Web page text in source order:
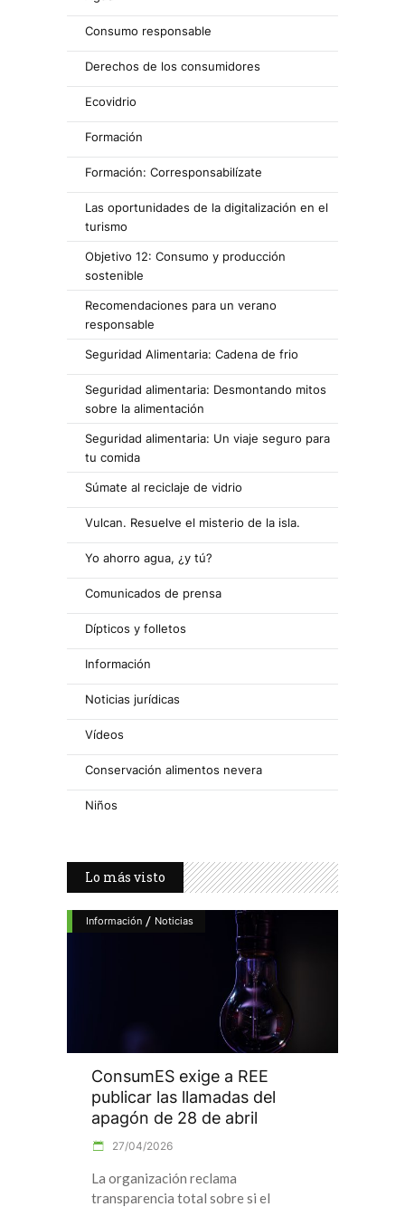
Consumo responsable
Derechos de los consumidores
Ecovidrio
Formación
Formación: Corresponsabilízate
Las oportunidades de la digitalización en el
turismo
Objetivo 12: Consumo y producción
sostenible
Recomendaciones para un verano
responsable
Seguridad Alimentaria: Cadena de frio
Seguridad alimentaria: Desmontando mitos
sobre la alimentación
Seguridad alimentaria: Un viaje seguro para
tu comida
Súmate al reciclaje de vidrio
Vulcan. Resuelve el misterio de la isla.
Yo ahorro agua, ¿y tú?
Comunicados de prensa
Dípticos y folletos
Información
Noticias jurídicas
Vídeos
Conservación alimentos nevera
Niños
Lo más visto
Información / Noticias
ConsumES exige a REE
publicar las llamadas del
apagón de 28 de abril
27/04/2026
La organización reclama
transparencia total sobre si el